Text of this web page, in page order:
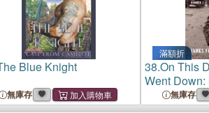
Blue Knight
無庫存
滿額折
38.On This
Went
無庫存